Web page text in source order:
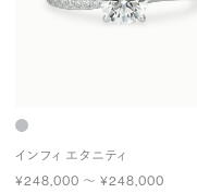
インフィ エタニティ
¥248,000 〜 ¥248,000